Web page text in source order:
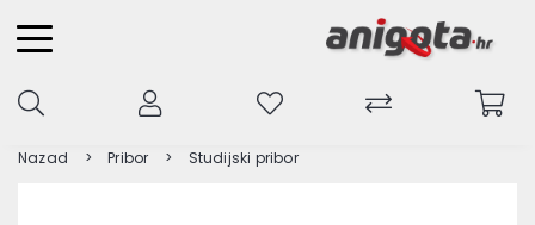
Nazad Pribor Studijski pribor